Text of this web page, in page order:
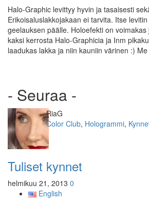
Halo-Graphic levittyy hyvin ja tasaisesti
Erikoisaluslakkojakaan ei tarvita. Itse
geelauksen päälle. Holoefekti on
kaksi kerrosta Halo-Graphicia ja Inm
laadukas lakka ja niin kauniin värinen :) Me
- Seuraa -
Kirjoittaja
RiaG
Kategoriat
Color Club, Hologrammi,
Tuliset kynnet
helmikuu 21, 2013 0
English